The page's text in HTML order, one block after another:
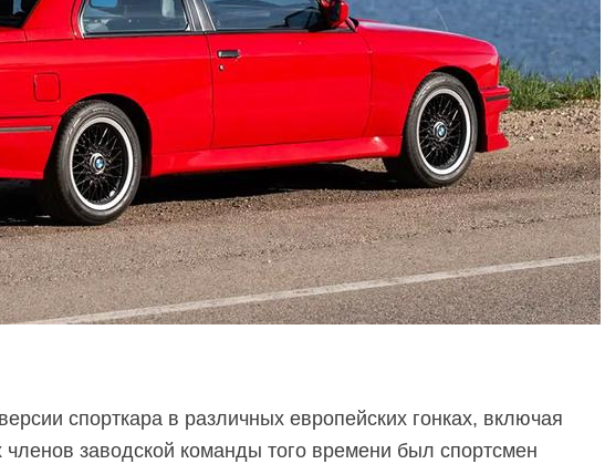
спорткара в различных европейских гонках, включая
заводской команды того времени был спортсмен